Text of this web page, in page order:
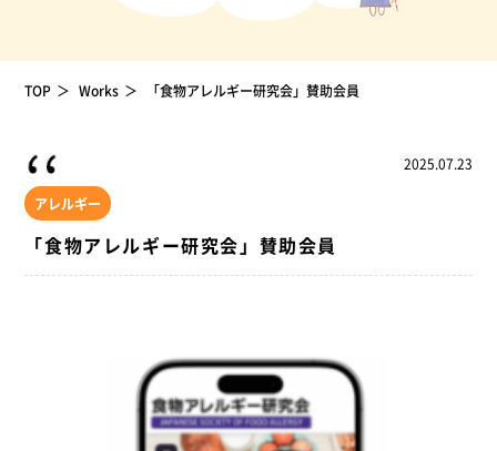
TOP Works 「食物アレルギー研究会」賛助会員
2025.07.23
アレルギー
「食物アレルギー研究会」賛助会員